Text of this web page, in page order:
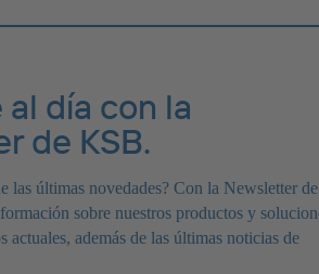
día con la
de KSB.
las últimas novedades? Con la Newsletter de
sobre nuestros productos y
actuales, además de las últimas noticias de